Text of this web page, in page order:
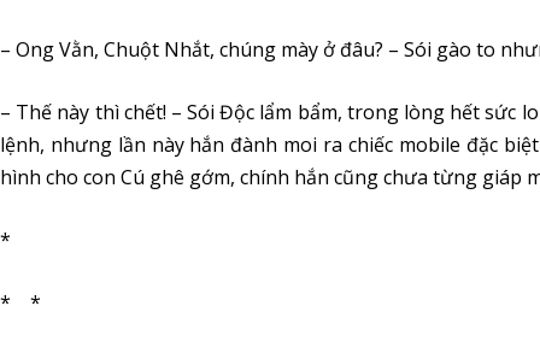
– Ong Vằn, Chuột Nhắt, chúng mày ở đâu? – Sói gào to
– Thế này thì chết! – Sói Độc lẩm bẩm, trong lòng hết sức
lệnh, nhưng lần này hắn đành moi ra chiếc mobile đặc
hình cho con Cú ghê gớm, chính hắn cũng chưa từng giáp
*
* *